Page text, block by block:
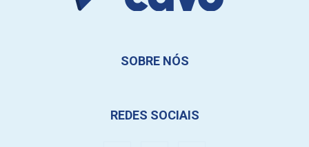
SOBRE NÓS
REDES SOCIAIS